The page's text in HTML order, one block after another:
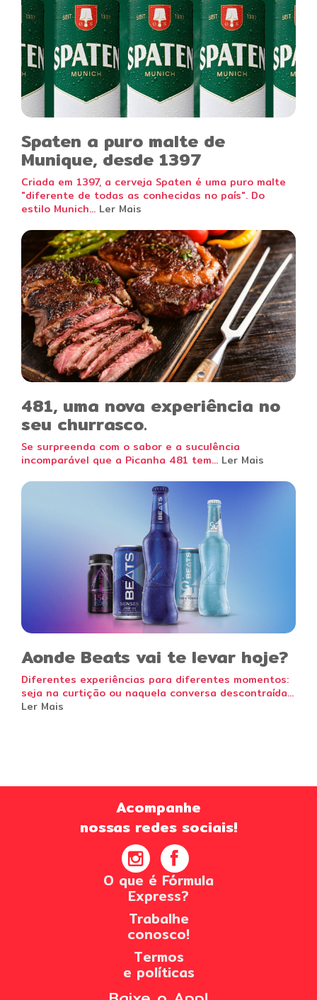
Spaten a puro malte de
Munique, desde 1397
Criada em 1397, a cerveja Spaten é uma puro malte
"diferente de todas as conhecidas no país". Do
estilo Munich... Ler Mais
481, uma nova experiência no
seu churrasco.
Se surpreenda com o sabor e a suculência
incomparável que a Picanha 481 tem... Ler Mais
Aonde Beats vai te levar hoje?
Diferentes experiências para diferentes momentos:
seja na curtição ou naquela conversa descontraída...
Ler Mais
Acompanhe
nossas redes sociais!
O que é Fórmula
Express?
Trabalhe
conosco!
Termos
e políticas